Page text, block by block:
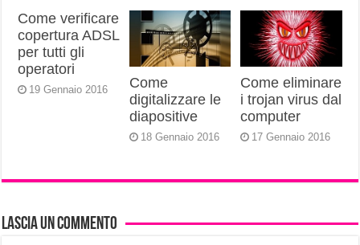
Come verificare
copertura ADSL
per tutti gli
operatori
19 Gennaio 2016
Come
digitalizzare le
diapositive
18 Gennaio 2016
Come eliminare
i trojan virus dal
computer
17 Gennaio 2016
Lascia un commento